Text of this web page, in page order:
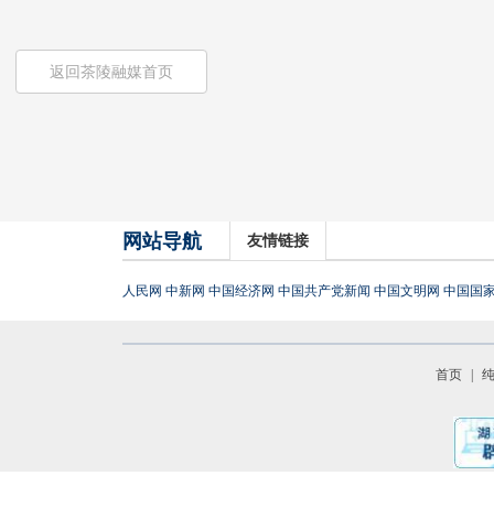
返回茶陵融媒首页
网站导航 友情链接
人民网 中新网 中国经济网 中国共产党新闻 中国文明网 中国国
首页